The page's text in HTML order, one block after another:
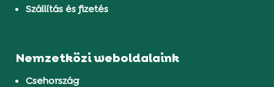
Szállítás és fizetés
Nemzetközi weboldalaink
Csehország